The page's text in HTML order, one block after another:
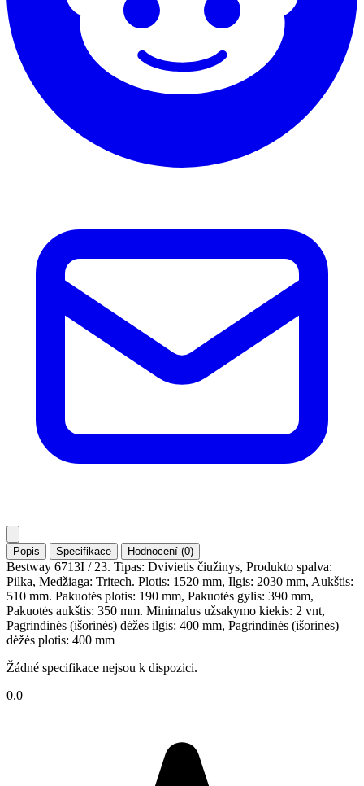
Popis Specifikace Hodnocení (0)
Bestway 6713I / 23. Tipas: Dvivietis čiužinys, Produkto spalva:
Pilka, Medžiaga: Tritech. Plotis: 1520 mm, Ilgis: 2030 mm, Aukštis:
510 mm. Pakuotės plotis: 190 mm, Pakuotės gylis: 390 mm,
Pakuotės aukštis: 350 mm. Minimalus užsakymo kiekis: 2 vnt,
Pagrindinės (išorinės) dėžės ilgis: 400 mm, Pagrindinės (išorinės)
dėžės plotis: 400 mm
Žádné specifikace nejsou k dispozici.
0.0